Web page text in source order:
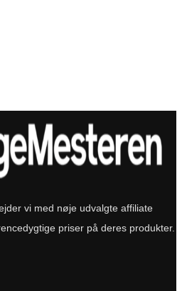
vi med nøje udvalgte affiliate
priser på deres produkter.